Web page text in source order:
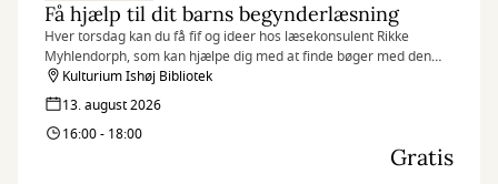
Få hjælp til dit barns begynderlæsning
Hver torsdag kan du få fif og ideer hos læsekonsulent Rikke
Myhlendorph, som kan hjælpe dig med at finde bøger med den
helt rigtige sværhedsgrad til dit barn.
Kulturium Ishøj Bibliotek
13. august 2026
16:00 - 18:00
Gratis